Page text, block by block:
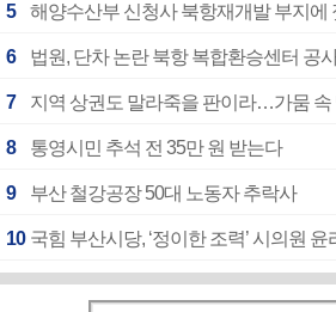
5 해양수산부 신청사 북항재개발 부지에
6 법원, 단차 논란 북항 복합환승센터 공
7 지역 상권도 말라죽을 판이라…가뭄 속
8 통영시민 추석 전 35만 원 받는다
9 부산 철강공장 50대 노동자 추락사
10